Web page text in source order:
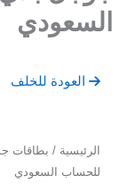
السعودي
العودة للخلف
الرئيسية / بطاقات
للحساب السعودي
كمية
جوجل